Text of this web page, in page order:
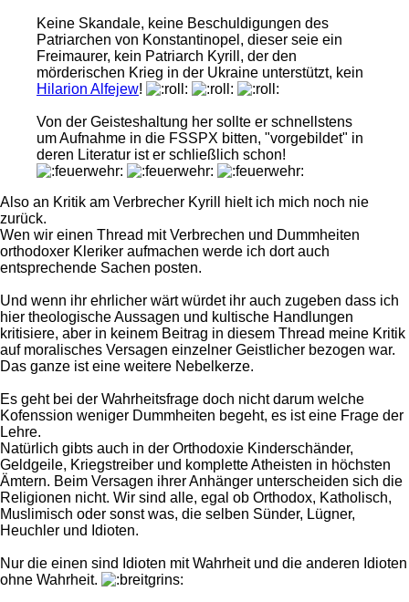
Keine Skandale, keine Beschuldigungen des
Patriarchen von Konstantinopel, dieser seie ein
Freimaurer, kein Patriarch Kyrill, der den
mörderischen Krieg in der Ukraine unterstützt, kein
Hilarion Alfejew!
Von der Geisteshaltung her sollte er schnellstens
um Aufnahme in die FSSPX bitten, "vorgebildet" in
deren Literatur ist er schließlich schon!
Also an Kritik am Verbrecher Kyrill hielt ich mich noch nie
zurück.
Wen wir einen Thread mit Verbrechen und Dummheiten
orthodoxer Kleriker aufmachen werde ich dort auch
entsprechende Sachen posten.
Und wenn ihr ehrlicher wärt würdet ihr auch zugeben dass ich
hier theologische Aussagen und kultische Handlungen
kritisiere, aber in keinem Beitrag in diesem Thread meine Kritik
auf moralisches Versagen einzelner Geistlicher bezogen war.
Das ganze ist eine weitere Nebelkerze.
Es geht bei der Wahrheitsfrage doch nicht darum welche
Kofenssion weniger Dummheiten begeht, es ist eine Frage der
Lehre.
Natürlich gibts auch in der Orthodoxie Kinderschänder,
Geldgeile, Kriegstreiber und komplette Atheisten in höchsten
Ämtern. Beim Versagen ihrer Anhänger unterscheiden sich die
Religionen nicht. Wir sind alle, egal ob Orthodox, Katholisch,
Muslimisch oder sonst was, die selben Sünder, Lügner,
Heuchler und Idioten.
Nur die einen sind Idioten mit Wahrheit und die anderen Idioten
ohne Wahrheit.